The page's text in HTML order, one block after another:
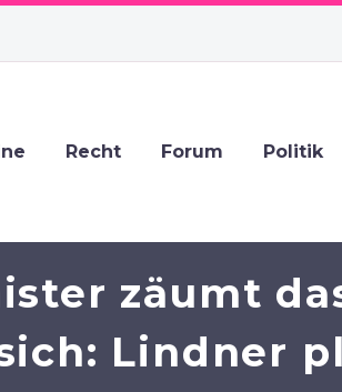
Recht Forum Politik
zäumt
Lindner